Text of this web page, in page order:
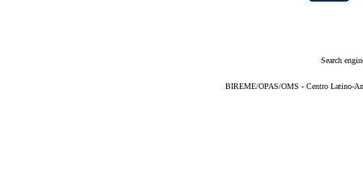
Search
BIREME/OPAS/OMS - Centro Latino-